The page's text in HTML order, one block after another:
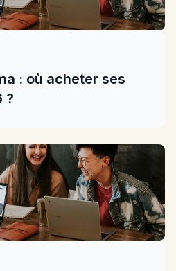
: où acheter ses
?